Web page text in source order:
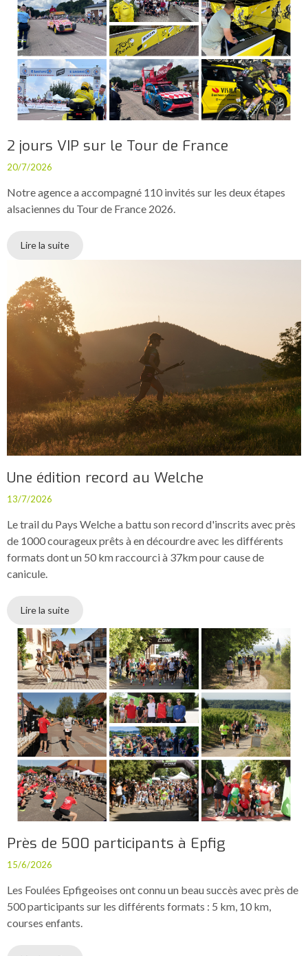
2 jours VIP sur le Tour de France
20/7/2026
Notre agence a accompagné 110 invités sur les deux étapes
alsaciennes du Tour de France 2026.
Lire la suite
Une édition record au Welche
13/7/2026
Le trail du Pays Welche a battu son record d'inscrits avec près
de 1000 courageux prêts à en décourdre avec les différents
formats dont un 50 km raccourci à 37km pour cause de
canicule.
Lire la suite
Près de 500 participants à Epfig
15/6/2026
Les Foulées Epfigeoises ont connu un beau succès avec près de
500 participants sur les différents formats : 5 km, 10 km,
courses enfants.